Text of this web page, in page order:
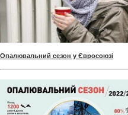
Опалювальний сезон у Євросоюзі